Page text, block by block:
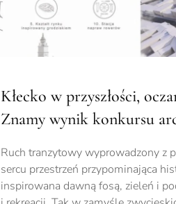
Kłecko w przyszłości,
Znamy wynik konkursu
Ruch tranzytowy wyprowadzony z
sercu przestrzeń przypominająca
inspirowana dawną fosą, zieleń i